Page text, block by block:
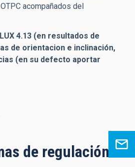
acompañados del
4.13 (en resultados de
de orientacion e inclinación,
(en su defecto aportar
de regulación